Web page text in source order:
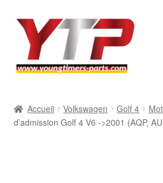
Aller
navigation
Aller
contenu
BMW
Accueil Volkswagen Golf 4
d’admission Golf 4 V6 ->2001 (AQP,